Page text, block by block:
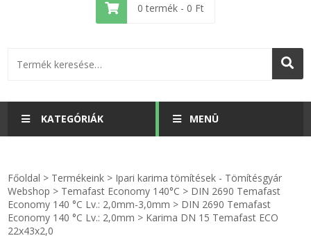
0 termék - 0 Ft
KATEGÓRIÁK
KULCSTARTÓ - KULCSKARIKA
HŰTŐMÁGNES KERET - FÓLIA
MENÜ
videók
Termékek
Főoldal > Termékeink > Ipari karima tömítések - Tömítésgyár
Webshop > Temafast Economy 140°C > DIN 2690 Temafast
Economy 140 °C Lv.: 2,0mm-3,0mm > DIN 2690 Temafast
Economy 140 °C Lv.: 2,0mm > Karima DN 15 Temafast ECO
22x43x2,0